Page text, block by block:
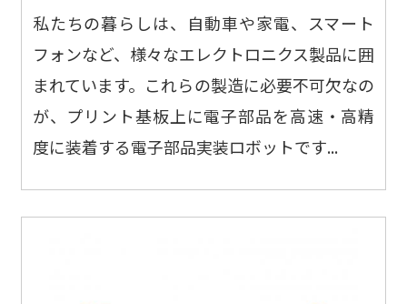
私たちの暮らしは、自動車や家電、スマート
フォンなど、様々なエレクトロニクス製品に囲
まれています。これらの製造に必要不可欠なの
が、プリント基板上に電子部品を高速・高精
度に装着する電子部品実装ロボットです...